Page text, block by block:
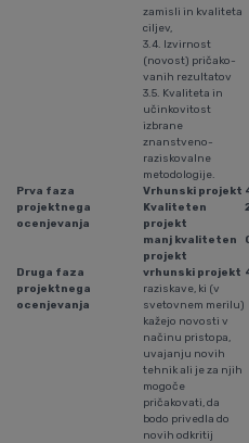
zamisli in kvaliteta
ciljev,
3.4. Izvirnost
(novost) pri­ča­ko­
va­nih rezultatov
3.5. Kvaliteta in
učinkovitost
izbrane
znanstveno-
raziskovalne
metodologije.
Prva faza
projektnega
ocenjevanja
Vrhunski projekt
Kvaliteten
projekt
manj kvaliteten
projekt
Druga faza
projektnega
ocenjevanja
vrhunski projekt
raziskave, ki (v
svetovnem merilu)
kažejo novosti v
načinu pristopa,
uvajanju novih
tehnik ali je za njih
mogoče
pričakovati, da
bodo privedla do
novih odkritij